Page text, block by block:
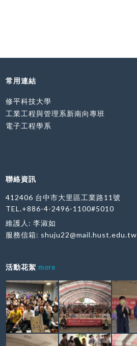
常用連結
修平科技大學
工業工程與管理系新南向專班
電子工程學系
聯絡資訊
412406 台中市大里區工業路11號
TEL.+886-4-2496-1100#5010
維護人: 李淑如
服務信箱: shuju22@mail.hust.edu.tw
活動花絮 more